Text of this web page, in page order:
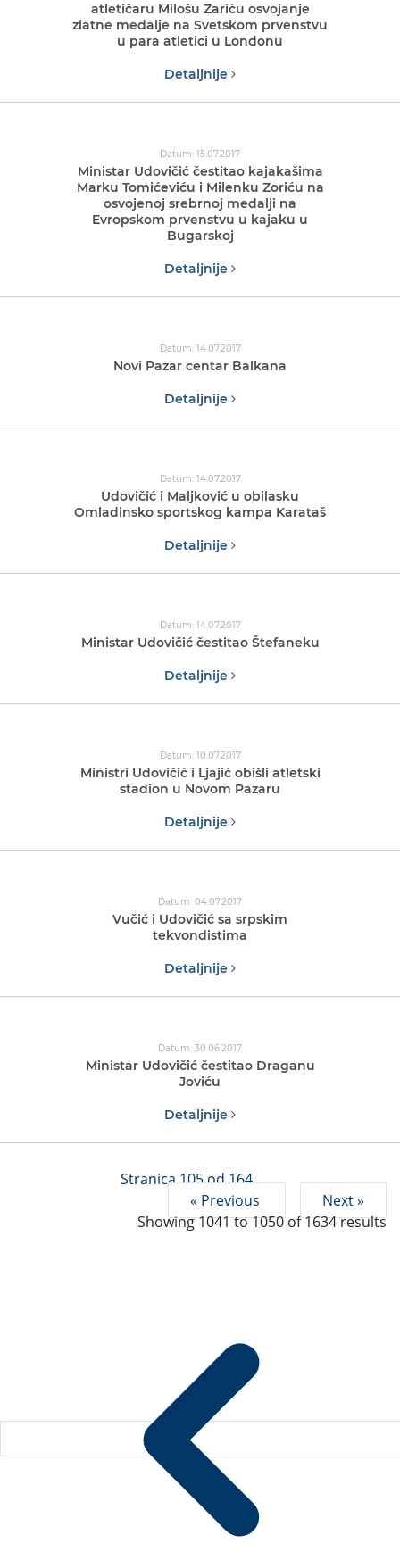
atletičaru Milošu Zariću osvojanje
zlatne medalje na Svetskom prvenstvu
u para atletici u Londonu
Detaljnije
Datum: 15.07.2017
Ministar Udovičić čestitao kajakašima
Marku Tomićeviću i Milenku Zoriću na
osvojenoj srebrnoj medalji na
Evropskom prvenstvu u kajaku u
Bugarskoj
Detaljnije
Datum: 14.07.2017
Novi Pazar centar Balkana
Detaljnije
Datum: 14.07.2017
Udovičić i Maljković u obilasku
Omladinsko sportskog kampa Karataš
Detaljnije
Datum: 14.07.2017
Ministar Udovičić čestitao Štefaneku
Detaljnije
Datum: 10.07.2017
Ministri Udovičić i Ljajić obišli atletski
stadion u Novom Pazaru
Detaljnije
Datum: 04.07.2017
Vučić i Udovičić sa srpskim
tekvondistima
Detaljnije
Datum: 30.06.2017
Ministar Udovičić čestitao Draganu
Joviću
Detaljnije
Stranica 105 od 164
« Previous
Next »
Showing1041to1050of1634results